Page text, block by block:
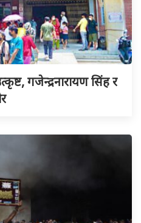
गजेन्द्रनारायण सिंह र